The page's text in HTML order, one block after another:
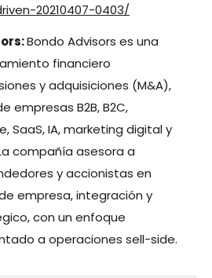
20210407-0403/
Bondo Advisors es una
financiero
y adquisiciones (M&A),
empresas B2B, B2C,
SaaS, IA, marketing digital y
compañía asesora a
y accionistas en
empresa, integración y
con un enfoque
a operaciones sell-side.